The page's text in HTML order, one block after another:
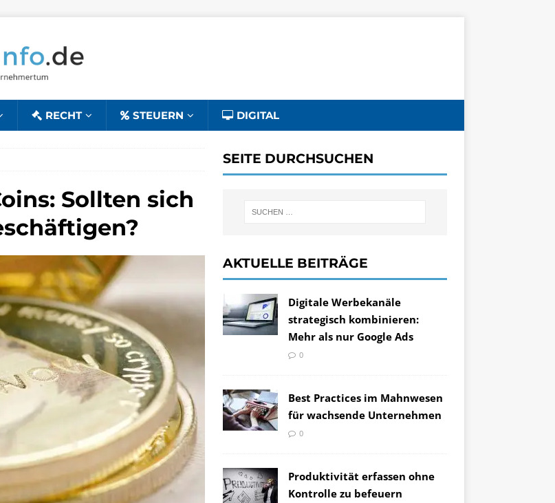
RECHT STEUERN DIGITAL
Sollten sich
SEITE DURCHSUCHEN
AKTUELLE BEITRÄGE
Digitale Werbekanäle
strategisch kombinieren:
Mehr als nur Google Ads
0
Best Practices im Mahnwesen
für wachsende Unternehmen
0
Produktivität erfassen ohne
Kontrolle zu befeuern